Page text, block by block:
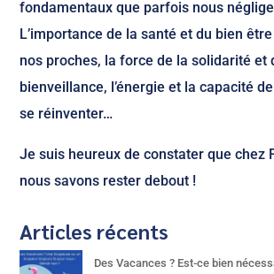
fondamentaux que parfois nous
L’importance de la santé et du bien
nos proches, la force de la solidarité et
bienveillance, l’énergie et la capacité
se réinventer…
Je suis heureux de constater que chez
nous savons rester debout !
Articles récents
Des Vacances ? Est-ce bien